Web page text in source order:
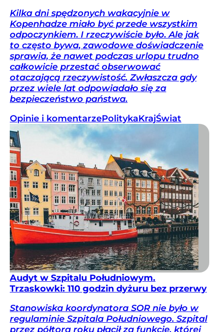
Kilka dni spędzonych wakacyjnie w
Kopenhadze miało być przede wszystkim
odpoczynkiem. I rzeczywiście było. Ale jak
to często bywa, zawodowe doświadczenie
sprawia, że nawet podczas urlopu trudno
całkowicie przestać obserwować
otaczającą rzeczywistość. Zwłaszcza gdy
przez wiele lat odpowiadało się za
bezpieczeństwo państwa.
Opinie i komentarzePolitykaKrajŚwiat
Audyt w Szpitalu Południowym.
Trzaskowki: 110 godzin dyżuru bez przerwy
Stanowiska koordynatora SOR nie było w
regulaminie Szpitala Południowego. Szpital
przez półtora roku płacił za funkcję, której